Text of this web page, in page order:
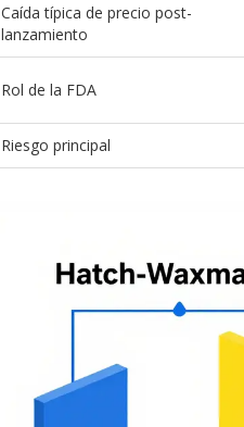
Caída típica de precio post-
lanzamiento
Rol de la FDA
Riesgo principal